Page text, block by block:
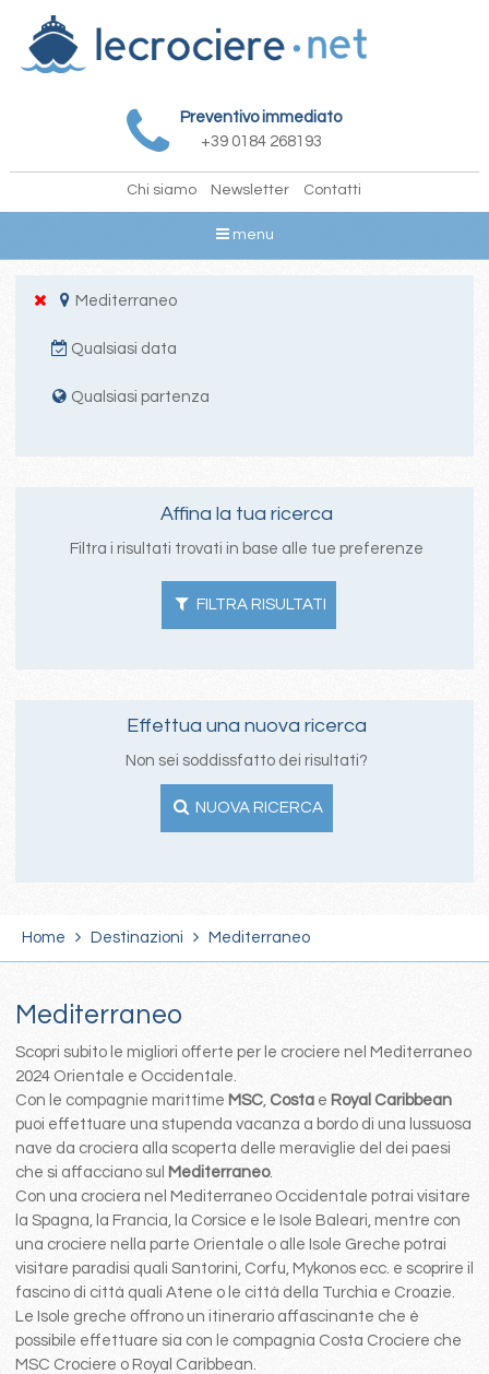
Preventivo immediato
+39 0184 268193
Chi siamo Newsletter Contatti
menu
Mediterraneo
Qualsiasi data
Qualsiasi partenza
Affina la tua ricerca
Filtra i risultati trovati in base alle tue preferenze
FILTRA RISULTATI
Effettua una nuova ricerca
Non sei soddissfatto dei risultati?
NUOVA RICERCA
Home Destinazioni Mediterraneo
Mediterraneo
Scopri subito le migliori offerte per le crociere nel Mediterraneo
2024 Orientale e Occidentale.
Con le compagnie marittime MSC, Costa e Royal Caribbean
puoi effettuare una stupenda vacanza a bordo di una lussuosa
nave da crociera alla scoperta delle meraviglie del dei paesi
che si affacciano sul Mediterraneo.
Con una crociera nel Mediterraneo Occidentale potrai visitare
la Spagna, la Francia, la Corsice e le Isole Baleari, mentre con
una crociere nella parte Orientale o alle Isole Greche potrai
visitare paradisi quali Santorini, Corfu, Mykonos ecc. e scoprire il
fascino di città quali Atene o le città della Turchia e Croazie.
Le Isole greche offrono un itinerario affascinante che è
possibile effettuare sia con le compagnia Costa Crociere che
MSC Crociere o Royal Caribbean.